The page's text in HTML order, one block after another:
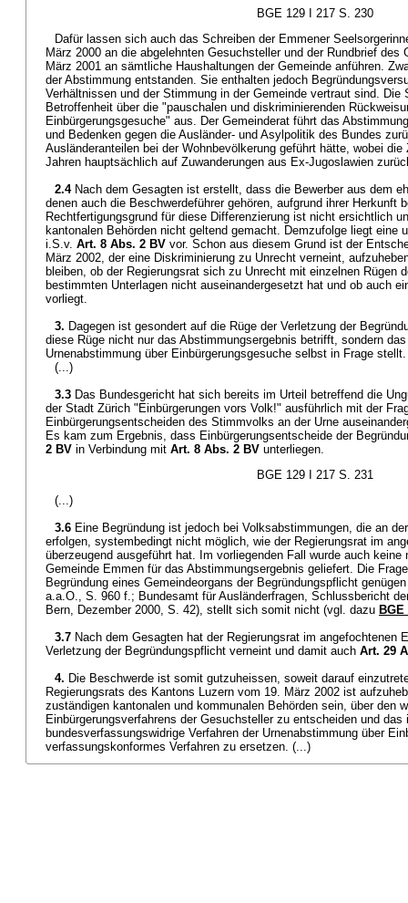
BGE 129 I 217 S. 230
Dafür lassen sich auch das Schreiben der Emmener
März 2000 an die abgelehnten Gesuchsteller und der Rundbrief des
März 2001 an sämtliche Haushaltungen der Gemeinde anführen.
der Abstimmung entstanden. Sie enthalten jedoch
Verhältnissen und der Stimmung in der Gemeinde vertraut sind. Die
Betroffenheit über die "pauschalen und diskriminierenden
Einbürgerungsgesuche" aus. Der Gemeinderat führt das
und Bedenken gegen die Ausländer- und Asylpolitik des Bundes
Ausländeranteilen bei der Wohnbevölkerung geführt hätte, wobei
Jahren hauptsächlich auf Zuwanderungen aus Ex-Jugoslawien
2.4 Nach dem Gesagten ist erstellt, dass die Bewerber aus dem
denen auch die Beschwerdeführer gehören, aufgrund ihrer Herkunft
Rechtfertigungsgrund für diese Differenzierung ist nicht ersichtlich
kantonalen Behörden nicht geltend gemacht. Demzufolge liegt eine
i.S.v. Art. 8 Abs. 2 BV vor. Schon aus diesem Grund ist der
März 2002, der eine Diskriminierung zu Unrecht verneint,
bleiben, ob der Regierungsrat sich zu Unrecht mit einzelnen Rügen
bestimmten Unterlagen nicht auseinandergesetzt hat und ob auch
vorliegt.
3. Dagegen ist gesondert auf die Rüge der Verletzung der
diese Rüge nicht nur das Abstimmungsergebnis betrifft, sondern
Urnenabstimmung über Einbürgerungsgesuche selbst in Frage stellt.
(...)
3.3 Das Bundesgericht hat sich bereits im Urteil betreffend die
der Stadt Zürich "Einbürgerungen vors Volk!" ausführlich mit der
Einbürgerungsentscheiden des Stimmvolks an der Urne
Es kam zum Ergebnis, dass Einbürgerungsentscheide der
2 BV in Verbindung mit Art. 8 Abs. 2 BV unterliegen.
BGE 129 I 217 S. 231
(...)
3.6 Eine Begründung ist jedoch bei Volksabstimmungen, die an
erfolgen, systembedingt nicht möglich, wie der Regierungsrat im
überzeugend ausgeführt hat. Im vorliegenden Fall wurde auch keine
Gemeinde Emmen für das Abstimmungsergebnis geliefert. Die
Begründung eines Gemeindeorgans der Begründungspflicht
a.a.O., S. 960 f.; Bundesamt für Ausländerfragen, Schlussbericht
Bern, Dezember 2000, S. 42), stellt sich somit nicht (vgl. dazu BGE
3.7 Nach dem Gesagten hat der Regierungsrat im angefochtenen
Verletzung der Begründungspflicht verneint und damit auch Art. 29
4. Die Beschwerde ist somit gutzuheissen, soweit darauf
Regierungsrats des Kantons Luzern vom 19. März 2002 ist
zuständigen kantonalen und kommunalen Behörden sein, über den
Einbürgerungsverfahrens der Gesuchsteller zu entscheiden und das
bundesverfassungswidrige Verfahren der Urnenabstimmung über
verfassungskonformes Verfahren zu ersetzen. (...)